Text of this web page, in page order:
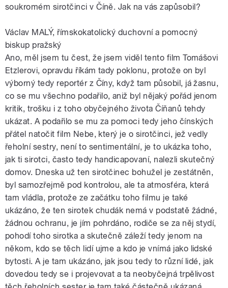
soukromém sirotčinci v Číně. Jak na vás zapůsobil?
Václav MALÝ, římskokatolický duchovní a pomocný
biskup pražský
Ano, měl jsem tu čest, že jsem viděl tento film Tomášovi
Etzlerovi, opravdu říkám tady poklonu, protože on byl
výborný tedy reportér z Číny, když tam působil, já žasnu,
co se mu všechno podařilo, aniž byl nějaký pořád jenom
kritik, trošku i z toho obyčejného života Číňanů tehdy
ukázat. A podařilo se mu za pomoci tedy jeho čínských
přátel natočit film Nebe, který je o sirotčinci, jež vedly
řeholní sestry, není to sentimentální, je to ukázka toho,
jak ti sirotci, často tedy handicapovaní, nalezli skutečný
domov. Dneska už ten sirotčinec bohužel je zestátněn,
byl samozřejmě pod kontrolou, ale ta atmosféra, která
tam vládla, protože ze začátku toho filmu je také
ukázáno, že ten sirotek chudák nemá v podstatě žádné,
žádnou ochranu, je jím pohrdáno, rodiče se za něj stydí,
pohodí toho sirotka a skutečně záleží tedy jenom na
někom, kdo se těch lidí ujme a kdo je vnímá jako lidské
bytosti. A je tam ukázáno, jak jsou tedy to různí lidé, jak
dovedou tedy se i projevovat a ta neobyčejná trpělivost